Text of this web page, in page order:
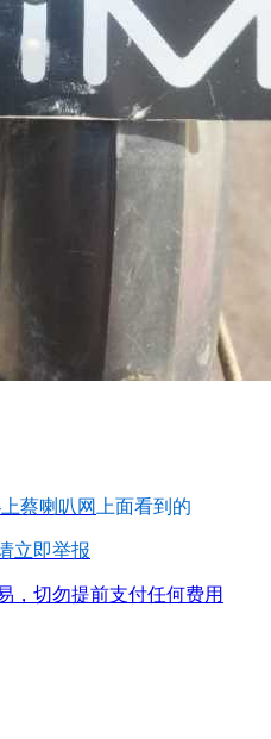
蔡喇叭网 上面看到的
立即举报
，切勿提前支付任何费用